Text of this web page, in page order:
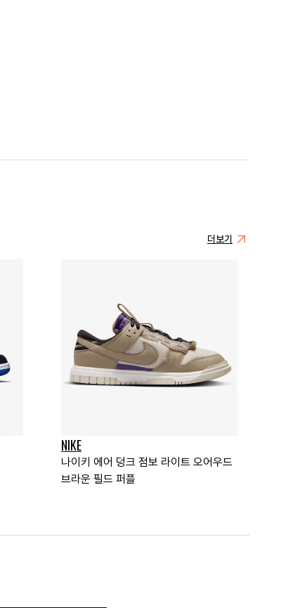
더보기
NIKE
나이키 에어 덩크 점보 라이트 오어우드
브라운 필드 퍼플